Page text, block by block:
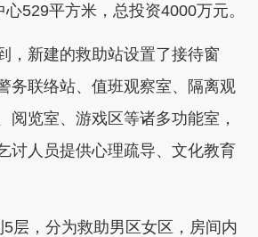
529平方米，总投资4000万元。
新建的救助站设置了接待窗
务联络站、值班观察室、隔离观
阅览室、游戏区等诸多功能室，
讨人员提供心理疏导、文化教育
，分为救助男区女区，房间内